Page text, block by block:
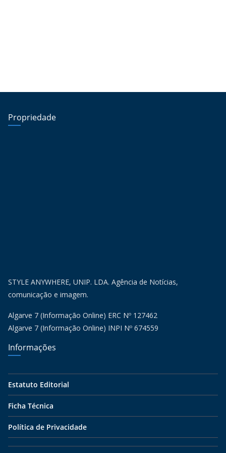
Propriedade
STYLE ANYWHERE, UNIP. LDA. Agência de Notícias,
comunicação e imagem.
Algarve 7 (Informação Online) ERC Nº 127462
Algarve 7 (Informação Online) INPI Nº 674559
Informações
Estatuto Editorial
Ficha Técnica
Política de Privacidade